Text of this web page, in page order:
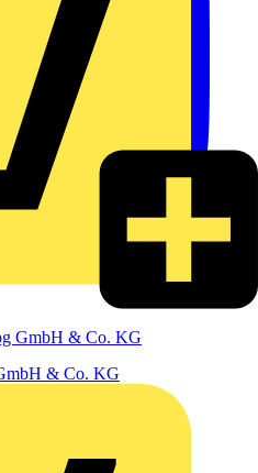
GmbH & Co. KG
& Co. KG